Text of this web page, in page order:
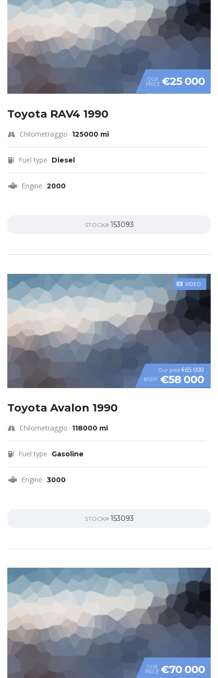
OUR
PRICE €25 000
Toyota RAV4 1990
Chilometraggio 125000 mi
Fuel type Diesel
Engine 2000
STOCK# 153093
VIDEO
Our price €65 000
MSRP €58 000
Toyota Avalon 1990
Chilometraggio 118000 mi
Fuel type Gasoline
Engine 3000
STOCK# 153093
OUR
PRICE €70 000